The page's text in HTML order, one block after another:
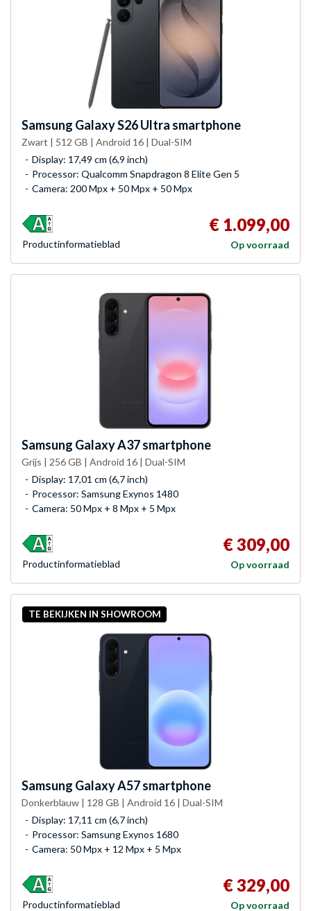
Samsung Galaxy S26 Ultra smartphone
Zwart | 512 GB | Android 16 | Dual-SIM
Display: 17,49 cm (6,9 inch)
Processor: Qualcomm Snapdragon 8 Elite Gen 5
Camera: 200 Mpx + 50 Mpx + 50 Mpx
€ 1.099,00
Op voorraad
Product­informatieblad
Samsung Galaxy A37 smartphone
Grijs | 256 GB | Android 16 | Dual-SIM
Display: 17,01 cm (6,7 inch)
Processor: Samsung Exynos 1480
Camera: 50 Mpx + 8 Mpx + 5 Mpx
€ 309,00
Op voorraad
Product­informatieblad
TE BEKIJKEN IN SHOWROOM
Samsung Galaxy A57 smartphone
Donkerblauw | 128 GB | Android 16 | Dual-SIM
Display: 17,11 cm (6,7 inch)
Processor: Samsung Exynos 1680
Camera: 50 Mpx + 12 Mpx + 5 Mpx
€ 329,00
Op voorraad
Product­informatieblad